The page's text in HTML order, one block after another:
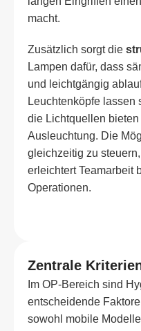
macht.
Zusätzlich sorgt die
Lampen dafür, dass
und leichtgängig
Leuchtenköpfe lassen
die Lichtquellen
Ausleuchtung. Die
gleichzeitig zu
erleichtert Teamarbeit
Operationen.
Zentrale
Im OP-Bereich sind
entscheidende
sowohl mobile